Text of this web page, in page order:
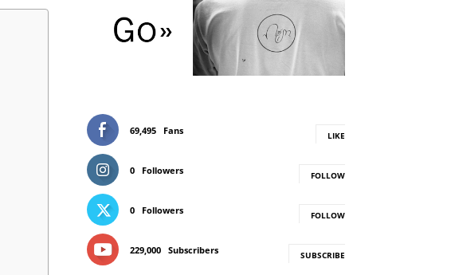
69,495 Fans LIKE
0 Followers FOLLOW
0 Followers FOLLOW
229,000 Subscribers SUBSCRIBE